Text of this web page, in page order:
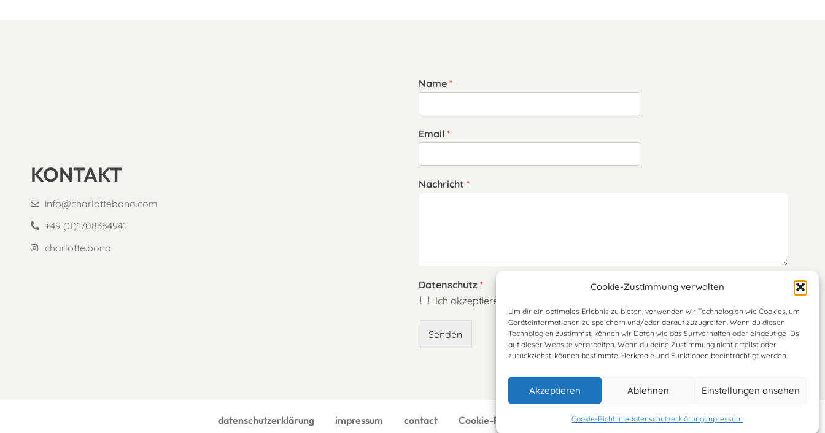
Cookie-Zustimmung verwalten
Um dir ein optimales Erlebnis zu bieten, verwenden wir Technologien wie Cookies, um
Geräteinformationen zu speichern und/oder darauf zuzugreifen. Wenn du diesen
Technologien zustimmst, können wir Daten wie das Surfverhalten oder eindeutige IDs
auf dieser Website verarbeiten. Wenn du deine Zustimmung nicht erteilst oder
zurückziehst, können bestimmte Merkmale und Funktionen beeinträchtigt werden.
Akzeptieren Ablehnen Einstellungen ansehen
Cookie-Richtliniedatenschutzerklärungimpressum
KONTAKT
info@charlottebona.com
+49 (0)1708354941
charlotte.bona
Name *
Email *
Nachricht *
Datenschutz *
Ich akzeptiere die
Senden
datenschutzerklärung impressum contact Cookie-Richtlinie (EU)